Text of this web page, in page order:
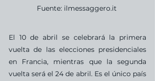
Fuente: ilmessaggero.it
El 10 de abril se celebrará la primera
vuelta de las elecciones presidenciales
en Francia, mientras que la segunda
vuelta será el 24 de abril. Es el único país